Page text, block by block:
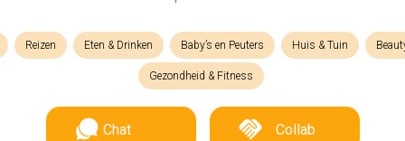
Reizen Eten & Drinken Baby’s en Peuters Huis & Tuin
Gezondheid & Fitness
Chat Collab